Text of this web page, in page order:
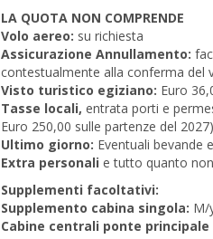
LA QUOTA NON COMPRENDE
Volo aereo: su richiesta
Assicurazione Annullamento:
contestualmente alla conferma del
Visto turistico egiziano: Euro
Tasse locali, entrata porti e
Euro 250,00 sulle partenze del 2027)
Ultimo giorno: Eventuali bevande
Extra personali e tutto quanto
Supplementi facoltativi:
Supplemento cabina singola: M/
Cabine centrali ponte principale